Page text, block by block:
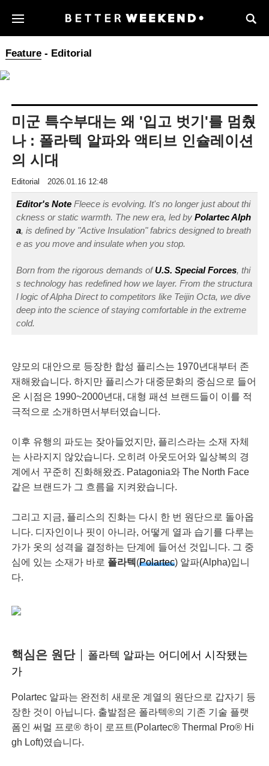
Feature- Editorial
미군 특수부대는 왜 '입고 벗기'를 멈췄
나 : 폴라텍 알파와 액티브 인슐레이션
의 시대
Editorial 2026.01.16 12:48
Editor's NoteFleece is evolving. It's no longer just about thi
ckness or static warmth. The new era, led by Polartec Alph
a, is defined by "Active Insulation" fabrics designed to breath
e as you move and insulate when you stop.
Born from the rigorous demands ofU.S. Special Forces, thi
s technology has redefined how we layer. From the structura
l logic of Alpha Direct to competitors like Teijin Octa, we dive
deep into the science of staying comfortable in the extreme
cold.
양모의 대안으로 등장한 합성 플리스는 1970년대부터 존
재해왔습니다. 하지만 플리스가 대중문화의 중심으로 들어
온 시점은 1990~2000년대, 대형 패션 브랜드들이 이를 적
극적으로 소개하면서부터였습니다.
이후 유행의 파도는 잦아들었지만, 플리스라는 소재 자체
는 사라지지 않았습니다. 오히려 아웃도어와 일상복의 경
계에서 꾸준히 진화해왔죠. Patagonia와 The North Face
같은 브랜드가 그 흐름을 지켜왔습니다.
그리고 지금, 플리스의 진화는 다시 한 번 원단으로 돌아옵
니다. 디자인이나 핏이 아니라, 어떻게 열과 습기를 다루는
가가 옷의 성격을 결정하는 단계에 들어선 것입니다. 그 중
심에 있는 소재가 바로 폴라텍 (Polartec) 알파(Alpha)입니
다.
핵심은 원단
폴라텍 알파는 어디에서 시작됐는
가
Polartec 알파는 완전히 새로운 계열의 원단으로 갑자기 등
장한 것이 아닙니다. 출발점은 폴라텍®의 기존 기술 플랫
폼인 써멀 프로® 하이 로프트(Polartec® Thermal Pro® Hi
gh Loft)였습니다.